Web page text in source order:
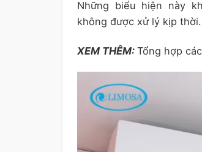
Những biểu hiện này
không được xử lý kịp thời.
XEM THÊM:Tổng hợp các